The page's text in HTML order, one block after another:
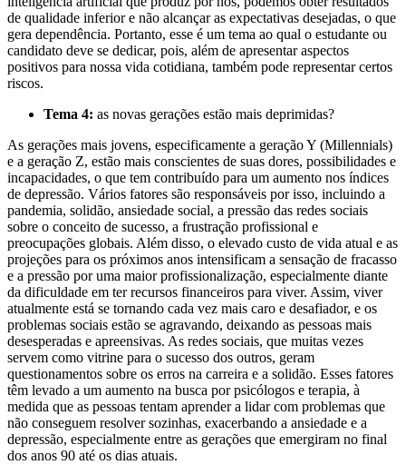
de qualidade inferior e não alcançar as expectativas desejadas, o que
gera dependência. Portanto, esse é um tema ao qual o estudante ou
candidato deve se dedicar, pois, além de apresentar aspectos
positivos para nossa vida cotidiana, também pode representar certos
riscos.
Tema 4: as novas gerações estão mais deprimidas?
As gerações mais jovens, especificamente a geração Y (Millennials)
e a geração Z, estão mais conscientes de suas dores, possibilidades e
incapacidades, o que tem contribuído para um aumento nos índices
de depressão. Vários fatores são responsáveis por isso, incluindo a
pandemia, solidão, ansiedade social, a pressão das redes sociais
sobre o conceito de sucesso, a frustração profissional e
preocupações globais. Além disso, o elevado custo de vida atual e as
projeções para os próximos anos intensificam a sensação de fracasso
e a pressão por uma maior profissionalização, especialmente diante
da dificuldade em ter recursos financeiros para viver. Assim, viver
atualmente está se tornando cada vez mais caro e desafiador, e os
problemas sociais estão se agravando, deixando as pessoas mais
desesperadas e apreensivas. As redes sociais, que muitas vezes
servem como vitrine para o sucesso dos outros, geram
questionamentos sobre os erros na carreira e a solidão. Esses fatores
têm levado a um aumento na busca por psicólogos e terapia, à
medida que as pessoas tentam aprender a lidar com problemas que
não conseguem resolver sozinhas, exacerbando a ansiedade e a
depressão, especialmente entre as gerações que emergiram no final
dos anos 90 até os dias atuais.